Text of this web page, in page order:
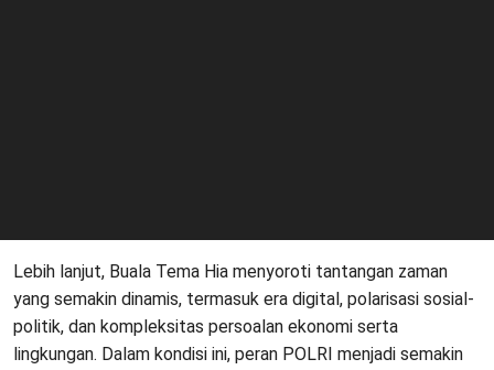
Lebih lanjut, Buala Tema Hia menyoroti tantangan zaman
yang semakin dinamis, termasuk era digital, polarisasi sosial-
politik, dan kompleksitas persoalan ekonomi serta
lingkungan. Dalam kondisi ini, peran POLRI menjadi semakin